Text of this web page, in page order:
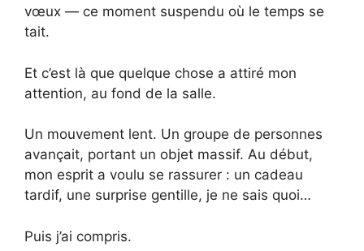
vœux — ce moment suspendu où le temps se
tait.
Et c’est là que quelque chose a attiré mon
attention, au fond de la salle.
Un mouvement lent. Un groupe de personnes
avançait, portant un objet massif. Au début,
mon esprit a voulu se rassurer : un cadeau
tardif, une surprise gentille, je ne sais quoi…
Puis j’ai compris.